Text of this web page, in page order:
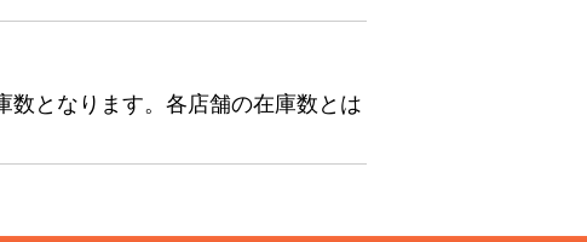
数となります。各店舗の在庫数とは